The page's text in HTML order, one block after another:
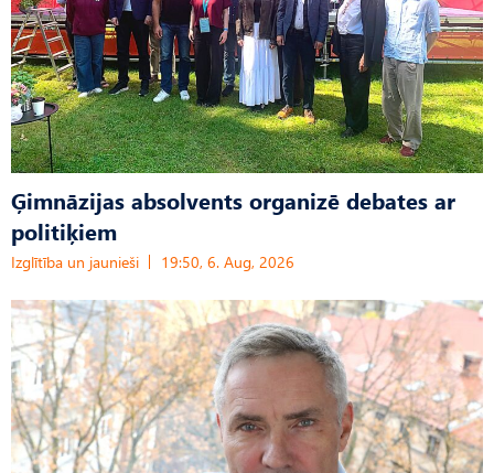
Ģimnāzijas absolvents organizē debates ar
politiķiem
Izglītība un jaunieši 19:50, 6. Aug, 2026